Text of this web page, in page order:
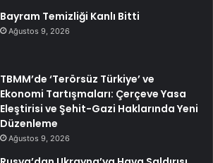
Bayram Temizliği Kanlı Bitti
Ağustos 9, 2026
TBMM’de ‘Terörsüz Türkiye’ ve
Ekonomi Tartışmaları: Çerçeve Yasa
Eleştirisi ve Şehit-Gazi Haklarında Yeni
Düzenleme
Ağustos 9, 2026